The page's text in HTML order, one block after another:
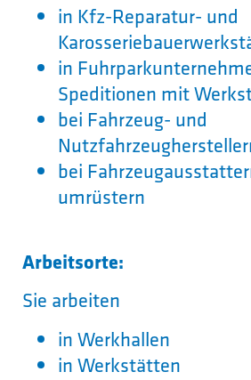
in Kfz-Reparatur- und
in
Speditionen mit
bei Fahrzeug- und
bei
umrüstern
Arbeitsorte:
Sie arbeiten
in Werkhallen
in Werkstätten